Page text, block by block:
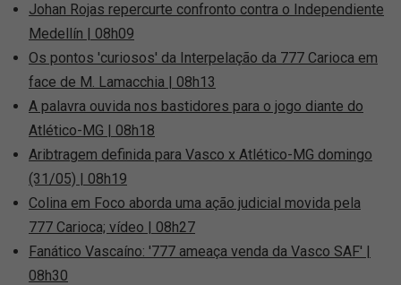
Johan Rojas repercurte confronto contra o Independiente
Medellín | 08h09
Os pontos 'curiosos' da Interpelação da 777 Carioca em
face de M. Lamacchia | 08h13
A palavra ouvida nos bastidores para o jogo diante do
Atlético-MG | 08h18
Aribtragem definida para Vasco x Atlético-MG domingo
(31/05) | 08h19
Colina em Foco aborda uma ação judicial movida pela
777 Carioca; vídeo | 08h27
Fanático Vascaíno: '777 ameaça venda da Vasco SAF' |
08h30